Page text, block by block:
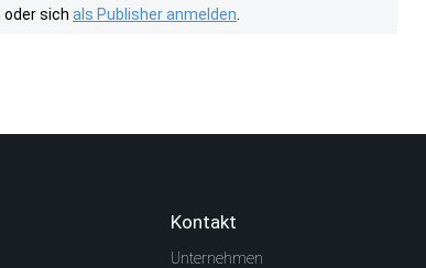
oder sich als Publisher anmelden
Kontakt
Unternehmen